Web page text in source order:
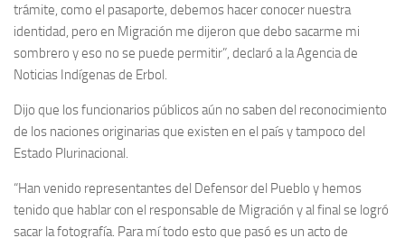
trámite, como el pasaporte, debemos hacer conocer nuestra
identidad, pero en Migración me dijeron que debo sacarme mi
sombrero y eso no se puede permitir”, declaró a la Agencia de
Noticias Indígenas de Erbol.
Dijo que los funcionarios públicos aún no saben del reconocimiento
de los naciones originarias que existen en el país y tampoco del
Estado Plurinacional.
“Han venido representantes del Defensor del Pueblo y hemos
tenido que hablar con el responsable de Migración y al final se logró
sacar la fotografía. Para mí todo esto que pasó es un acto de